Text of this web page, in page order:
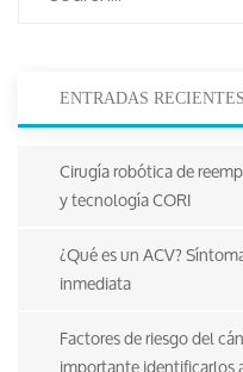
ENTRADAS RECIENTES
Cirugía robótica de
y tecnología CORI
¿Qué es un ACV?
inmediata
Factores de riesgo del